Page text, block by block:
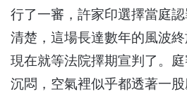
行了一審，許家印選擇當庭
清楚，這場長達數年的風波
現在就等法院擇期宣判了。
沉悶，空氣裡似乎都透著一股